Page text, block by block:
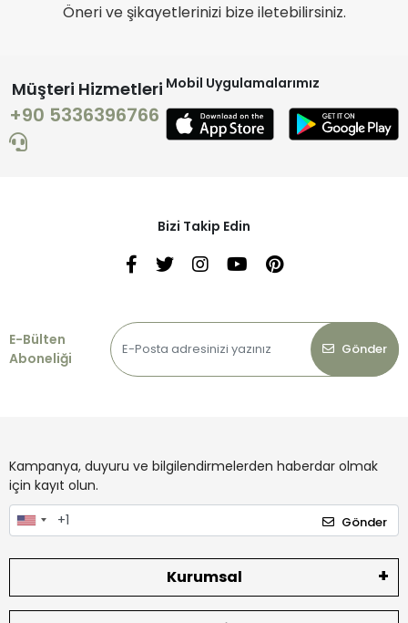
Öneri ve şikayetlerinizi bize iletebilirsiniz.
Müşteri Hizmetleri
+90 5336396766
Mobil Uygulamalarımız
Bizi Takip Edin
E-Bülten
Aboneliği
Gönder
Kampanya, duyuru ve bilgilendirmelerden haberdar olmak
için kayıt olun.
Gönder
Kurumsal